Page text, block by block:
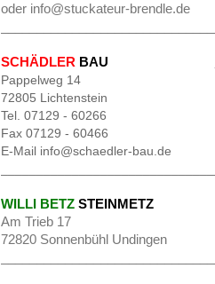
oder info@stuckateur-brendle.de
SCHÄDLER BAU
Pappelweg 14
72805 Lichtenstein
Tel. 07129 - 60266
Fax 07129 - 60466
E-Mail info@schaedler-bau.de
WILLI BETZ STEINMETZ
Am Trieb 17
72820 Sonnenbühl Undingen